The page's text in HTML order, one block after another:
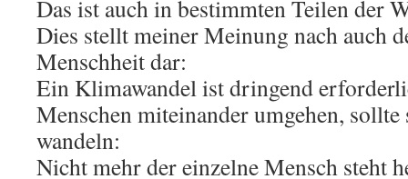
Das ist auch in bestimmten Teilen der
Dies stellt meiner Meinung nach auch
Menschheit dar:
Ein Klimawandel ist dringend
Menschen miteinander umgehen,
wandeln:
Nicht mehr der einzelne Mensch steht